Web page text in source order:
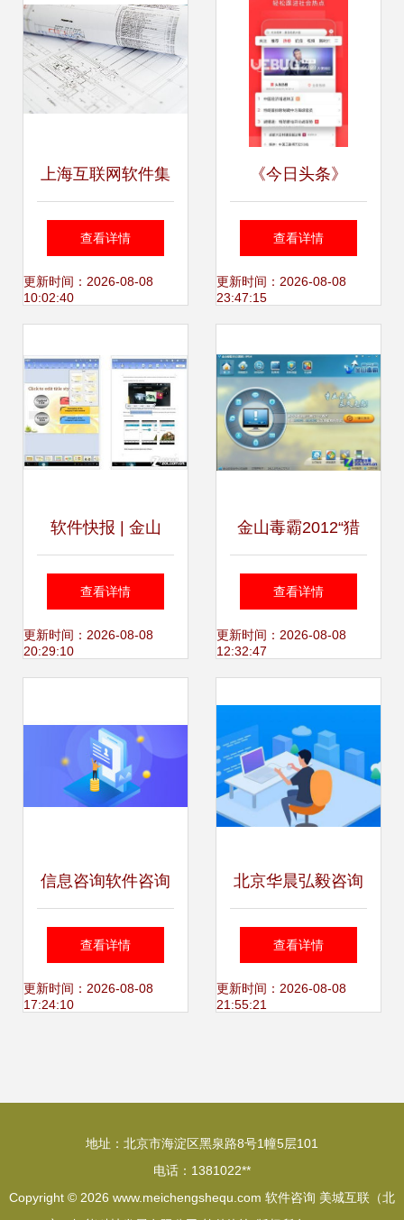
上海互联网软件集
团 高端协同管理软
件与咨询服务，驱
查看详情
更新时间：2026-08-08
10:02:40
《今日头条》
v8.4.8安卓版 您的
个性化资讯掌中宝
查看详情
更新时间：2026-08-08
23:47:15
软件快报 | 金山
WPS天天记事本新
版发布，智能办公
查看详情
更新时间：2026-08-08
20:29:10
金山毒霸2012“猎
豹”SP5.0更新发布
性能与安全再升级
查看详情
更新时间：2026-08-08
12:32:47
信息咨询软件咨询
如何选择并高效利
用专业咨询工具
查看详情
更新时间：2026-08-08
17:24:10
北京华晨弘毅咨询
驱动企业数字化转
型的软件咨询专家
查看详情
更新时间：2026-08-08
21:55:21
地址：北京市海淀区黑泉路8号1幢5层101
电话：1381022**
Copyright © 2026 www.meichengshequ.com 软件咨询 美城互联（北